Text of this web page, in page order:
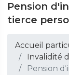
Pension
tierce
Accueil
Invalidité
Pension